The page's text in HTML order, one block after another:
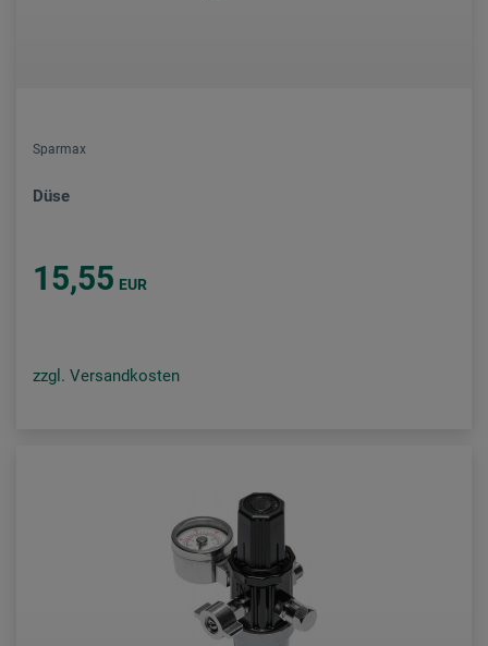
Sparmax
Düse
15,55 EUR
zzgl. Versandkosten